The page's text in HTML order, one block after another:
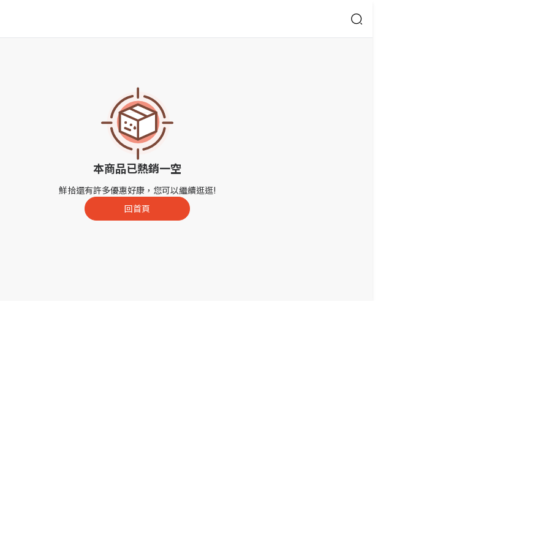
本商品已熱銷一空
鮮拾還有許多優惠好康，您可以繼續逛逛!
回首頁